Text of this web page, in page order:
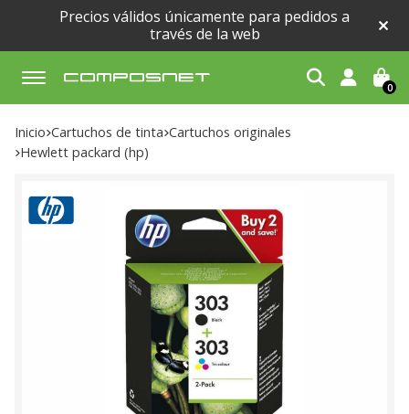
Precios válidos únicamente para pedidos a
través de la web
Buscar 0
Inicio cartuchos de tinta
cartuchos originales
hewlett packard (hp)